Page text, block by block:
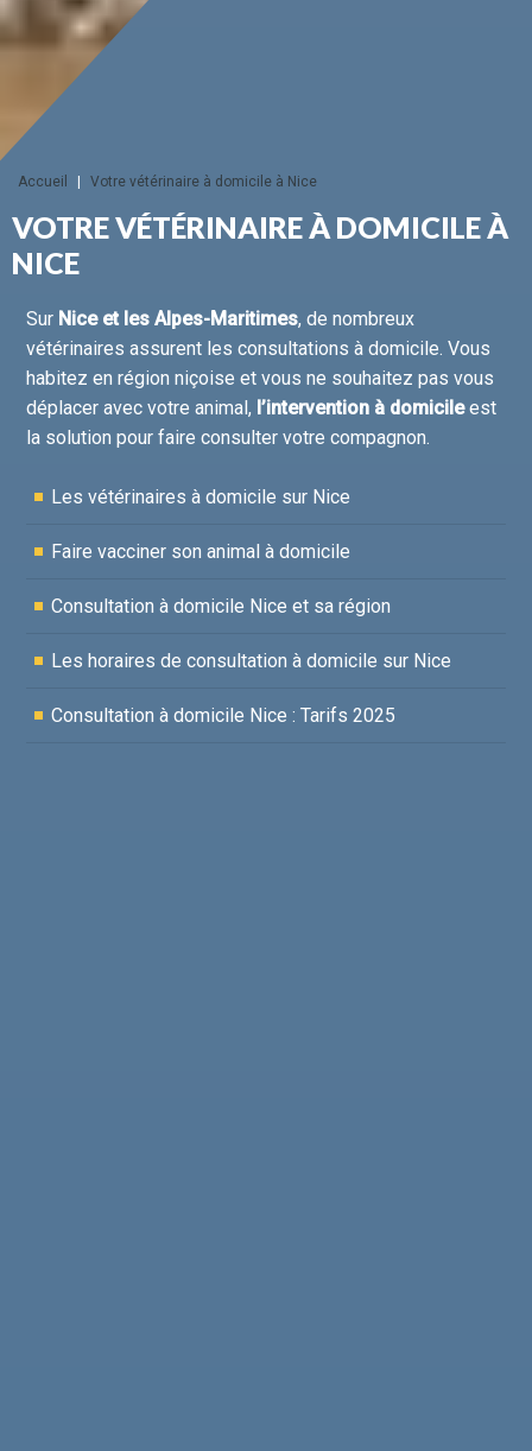
Accueil | Votre vétérinaire à domicile à Nice
VOTRE VÉTÉRINAIRE À DOMICILE À
NICE
Sur Nice et les Alpes-Maritimes, de nombreux
vétérinaires assurent les consultations à domicile. Vous
habitez en région niçoise et vous ne souhaitez pas vous
déplacer avec votre animal, l’intervention à domicileest
la solution pour faire consulter votre compagnon.
Les vétérinaires à domicile sur Nice
Faire vacciner son animal à domicile
Consultation à domicile Nice et sa région
Les horaires de consultation à domicile sur Nice
Consultation à domicile Nice : Tarifs 2025